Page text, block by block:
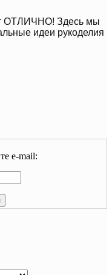
ОТЛИЧНО! Здесь мы
идеи рукоделия
e-mail: